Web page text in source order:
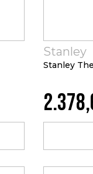
Stanley
Stanley